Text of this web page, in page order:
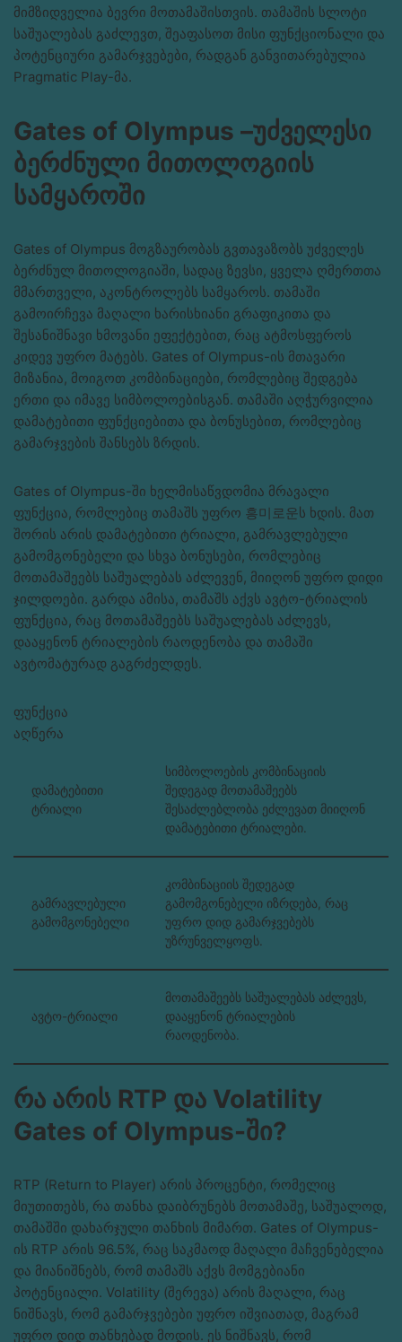
მიმზიდველია ბევრი მოთამაშისთვის. თამაშის სლოტი
საშუალებას გაძლევთ, შეაფასოთ მისი ფუნქციონალი და
პოტენციური გამარჯვებები, რადგან განვითარებულია
Pragmatic Play-მა.
Gates of Olympus –უძველესი
ბერძნული მითოლოგიის
სამყაროში
Gates of Olympus მოგზაურობას გვთავაზობს უძველეს
ბერძნულ მითოლოგიაში, სადაც ზევსი, ყველა ღმერთთა
მმართველი, აკონტროლებს სამყაროს. თამაში
გამოირჩევა მაღალი ხარისხიანი გრაფიკითა და
შესანიშნავი ხმოვანი ეფექტებით, რაც ატმოსფეროს
კიდევ უფრო მატებს. Gates of Olympus-ის მთავარი
მიზანია, მოიგოთ კომბინაციები, რომლებიც შედგება
ერთი და იმავე სიმბოლოებისგან. თამაში აღჭურვილია
დამატებითი ფუნქციებითა და ბონუსებით, რომლებიც
გამარჯვების შანსებს ზრდის.
Gates of Olympus-ში ხელმისაწვდომია მრავალი
ფუნქცია, რომლებიც თამაშს უფრო 흥미로운ს ხდის. მათ
შორის არის დამატებითი ტრიალი, გამრავლებული
გამომგონებელი და სხვა ბონუსები, რომლებიც
მოთამაშეებს საშუალებას აძლევენ, მიიღონ უფრო დიდი
ჯილდოები. გარდა ამისა, თამაშს აქვს ავტო-ტრიალის
ფუნქცია, რაც მოთამაშეებს საშუალებას აძლევს,
დააყენონ ტრიალების რაოდენობა და თამაში
ავტომატურად გაგრძელდეს.
ფუნქცია
აღწერა
დამატებითი
ტრიალი
სიმბოლოების კომბინაციის
შედეგად მოთამაშეებს
შესაძლებლობა ეძლევათ მიიღონ
დამატებითი ტრიალები.
გამრავლებული
გამომგონებელი
კომბინაციის შედეგად
გამომგონებელი იზრდება, რაც
უფრო დიდ გამარჯვებებს
უზრუნველყოფს.
ავტო-ტრიალი
მოთამაშეებს საშუალებას აძლევს,
დააყენონ ტრიალების
რაოდენობა.
რა არის RTP და Volatility
Gates of Olympus-ში?
RTP (Return to Player) არის პროცენტი, რომელიც
მიუთითებს, რა თანხა დაიბრუნებს მოთამაშე, საშუალოდ,
თამაშში დახარჯული თანხის მიმართ. Gates of Olympus-
ის RTP არის 96.5%, რაც საკმაოდ მაღალი მაჩვენებელია
და მიანიშნებს, რომ თამაშს აქვს მომგებიანი
პოტენციალი. Volatility (შერევა) არის მაღალი, რაც
ნიშნავს, რომ გამარჯვებები უფრო იშვიათად, მაგრამ
უფრო დიდ თანხებად მოდის. ეს ნიშნავს, რომ